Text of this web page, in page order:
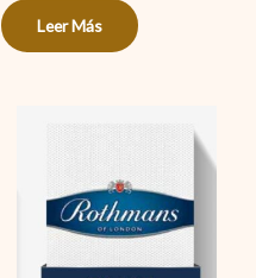
Leer Más
Lights
cantidad